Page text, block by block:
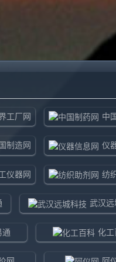
工厂网 中
制造网 仪
仪器网 纺
武汉远
通 化工